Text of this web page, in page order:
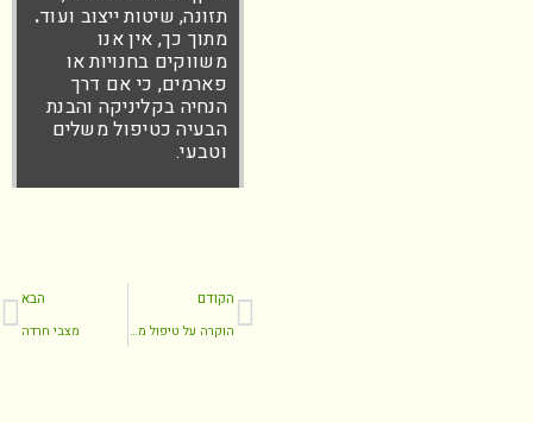
תזונה, שיטות ייצוב ועוד .
מתוך כך, אין אנו
משווקים בחנויות או
פארמים, כי אם דרך
הנחיה בקליניקה והבנת
הבעיה כטיפול משלים
וטבעי.
הקודם
הוקרה על טיפול מסור אכפתי ומוצלח – ערמונית מוגדלת וביטול הניתוח. מצבי חרדה